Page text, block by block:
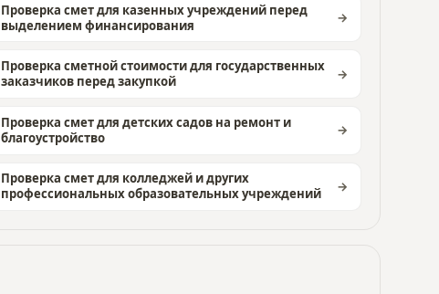
Проверка смет для казенных учреждений перед
выделением финансирования
Проверка сметной стоимости для государственных
заказчиков перед закупкой
Проверка смет для детских садов на ремонт и
благоустройство
Проверка смет для колледжей и других
профессиональных образовательных учреждений